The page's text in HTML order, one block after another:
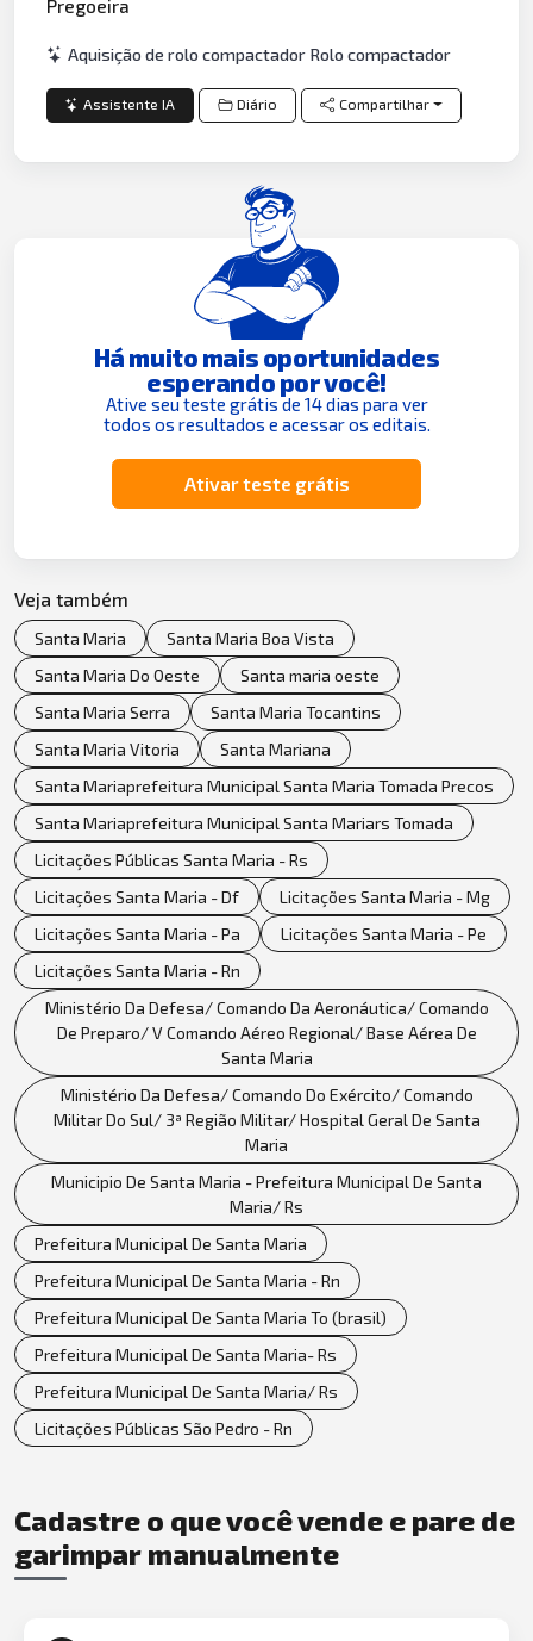
Pregoeira
Aquisição de rolo compactador Rolo compactador
Assistente IA Diário Compartilhar
Há muito mais oportunidades
esperando por você!
Ative seu teste grátis de 14 dias para ver
todos os resultados e acessar os editais.
Ativar teste grátis
Veja também
Santa Maria
Santa Maria Boa Vista
Santa Maria Do Oeste
Santa maria oeste
Santa Maria Serra
Santa Maria Tocantins
Santa Maria Vitoria
Santa Mariana
Santa Mariaprefeitura Municipal Santa Maria Tomada Precos
Santa Mariaprefeitura Municipal Santa Mariars Tomada
Licitações Públicas Santa Maria - Rs
Licitações Santa Maria - Df
Licitações Santa Maria - Mg
Licitações Santa Maria - Pa
Licitações Santa Maria - Pe
Licitações Santa Maria - Rn
Ministério Da Defesa/ Comando Da Aeronáutica/ Comando
De Preparo/ V Comando Aéreo Regional/ Base Aérea De
Santa Maria
Ministério Da Defesa/ Comando Do Exército/ Comando
Militar Do Sul/ 3ª Região Militar/ Hospital Geral De Santa
Maria
Municipio De Santa Maria - Prefeitura Municipal De Santa
Maria/ Rs
Prefeitura Municipal De Santa Maria
Prefeitura Municipal De Santa Maria - Rn
Prefeitura Municipal De Santa Maria To (brasil)
Prefeitura Municipal De Santa Maria- Rs
Prefeitura Municipal De Santa Maria/ Rs
Licitações Públicas São Pedro - Rn
Cadastre o que você vende e pare de
garimpar manualmente